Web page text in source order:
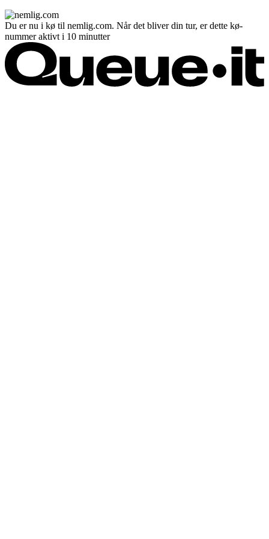
Du er nu i kø til nemlig.com. Når det bliver din tur, er dette kø-
nummer aktivt i 10 minutter